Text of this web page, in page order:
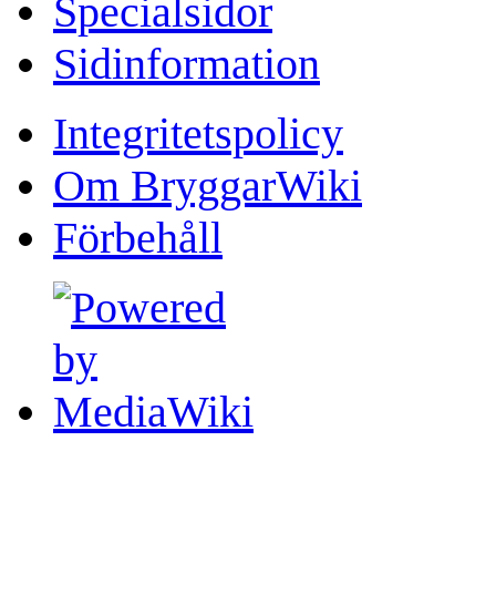
Specialsidor
Sidinformation
Integritetspolicy
Om BryggarWiki
Förbehåll